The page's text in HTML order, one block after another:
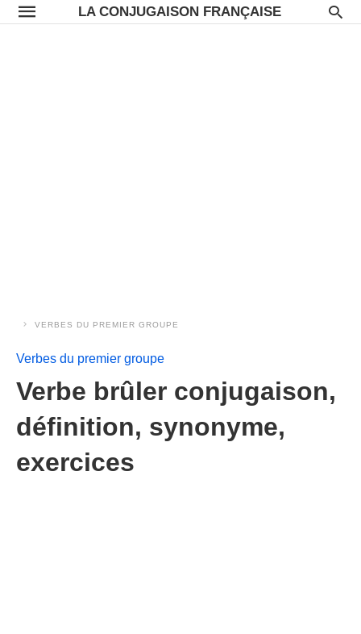
LA CONJUGAISON FRANÇAISE
VERBES DU PREMIER GROUPE
Verbes du premier groupe
Verbe brûler conjugaison,
définition, synonyme,
exercices